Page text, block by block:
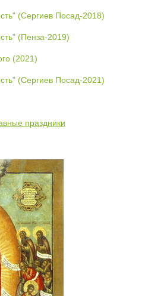
(Сергиев Посад-2018)
(Пенза-2019)
(2021)
(Сергиев Посад-2021)
праздники